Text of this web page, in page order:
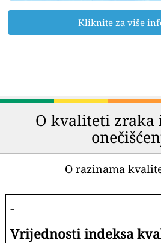
Kliknite za više
O kvaliteti
O razinama
-
Vrijednosti indeksa